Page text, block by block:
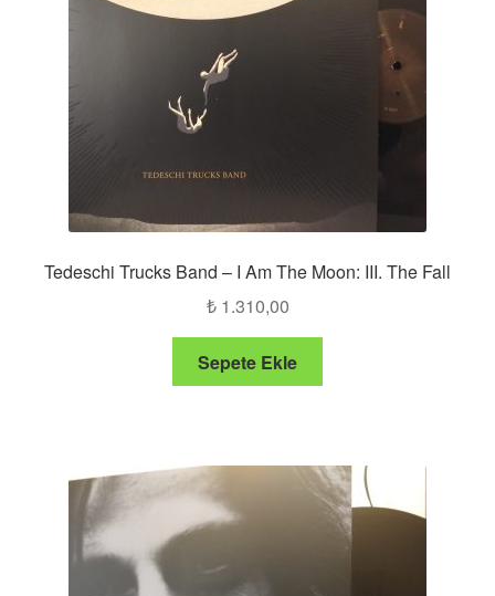
Tedeschi Trucks Band – I Am The Moon: III. The Fall
₺1.310,00
Sepete Ekle